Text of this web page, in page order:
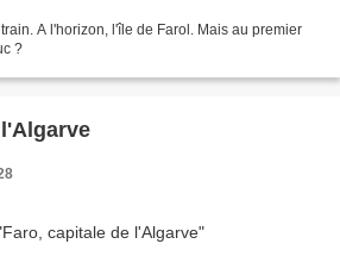
A l'horizon, l'île de Farol. Mais au premier
?